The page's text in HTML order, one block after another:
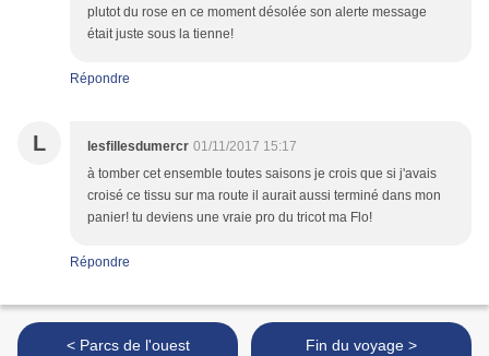
plutot du rose en ce moment désolée son alerte message
était juste sous la tienne!
Répondre
L lesfillesdumercr 01/11/2017 15:17
à tomber cet ensemble toutes saisons je crois que si j'avais
croisé ce tissu sur ma route il aurait aussi terminé dans mon
panier! tu deviens une vraie pro du tricot ma Flo!
Répondre
< Parcs de l'ouest
Fin du voyage >